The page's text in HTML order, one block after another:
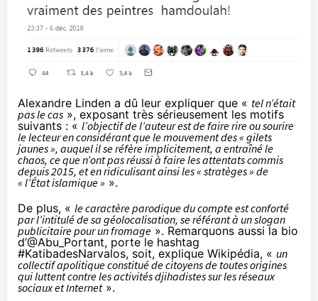
Alexandre Linden a dû leur expliquer que « tel n’était
pas le cas », exposant très sérieusement les motifs
suivants : « l’objectif de l’auteur est de faire rire ou sourire
le lecteur en considérant que le mouvement des « gilets
jaunes », auquel il se réfère implicitement, a entraîné le
chaos, ce que n’ont pas réussi à faire les attentats commis
depuis 2015, et en ridiculisant ainsi les « stratèges » de
« l’État islamique » ».
De plus, « le caractère parodique du compte est conforté
par l’intitulé de sa géolocalisation, se référant à un slogan
publicitaire pour un fromage ». Remarquons aussi la bio
d’@Abu_Portant, porte le hashtag
#KatibadesNarvalos, soit, explique Wikipédia, « un
collectif apolitique constitué de citoyens de toutes origines
qui luttent contre les activités djihadistes surles réseaux
sociauxet Internet».